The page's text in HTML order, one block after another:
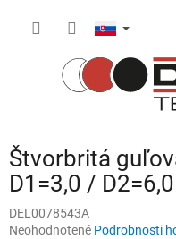
Štvorbritá
D1=3,0 /
DEL0078543A
Priemerné
Neohodnotené Podrobnosti